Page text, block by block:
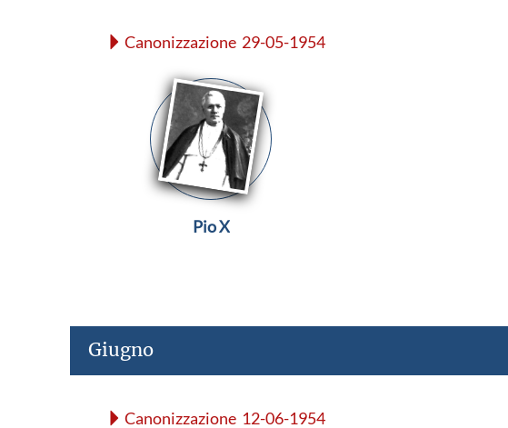
Canonizzazione 29-05-1954
Pio X
Giugno
Canonizzazione 12-06-1954